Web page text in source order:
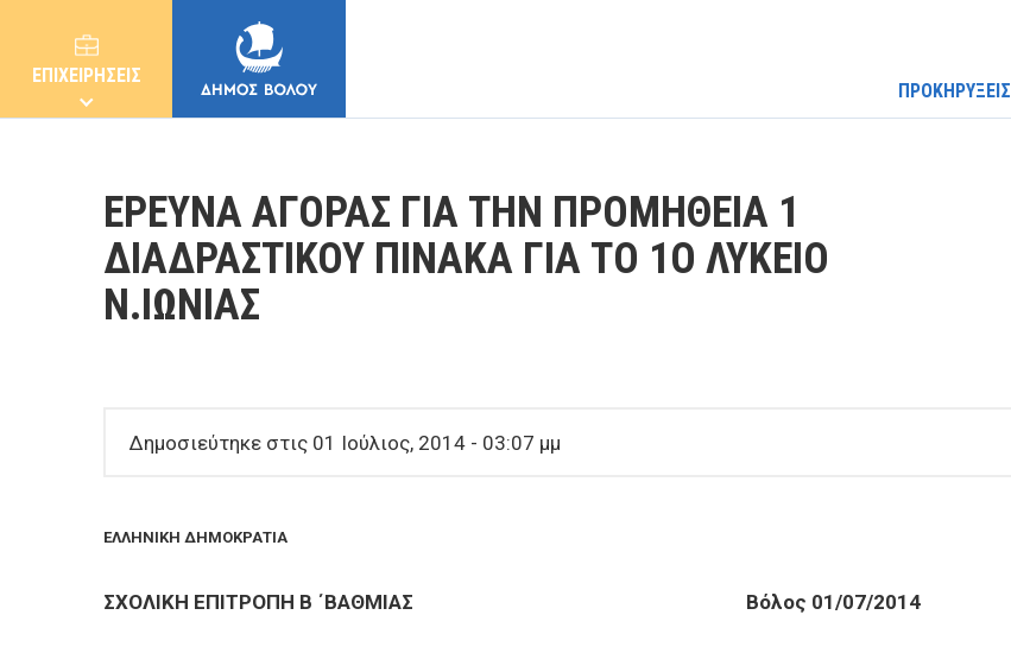
ΕΠΙΧΕΙΡΗΣΕΙΣ
ΕΠΙΧΕΙΡΗΣΕΙΣ
ΕΠΙΣΚΕΠΤΕΣ
ΠΡΟΚΗΡΥΞΕΙΣ
ΕΡΕΥΝΑ ΑΓΟΡΑΣ ΓΙΑ ΤΗΝ ΠΡΟΜΗΘΕΙΑ 1
ΔΙΑΔΡΑΣΤΙΚΟΥ ΠΙΝΑΚΑ ΓΙΑ ΤΟ 1Ο ΛΥΚΕΙΟ
Ν.ΙΩΝΙΑΣ
Δημοσιεύτηκε στις 01 Ιούλιος, 2014 - 03:07 μμ
ΕΛΛΗΝΙΚΗ ΔΗΜΟΚΡΑΤΙΑ
ΣΧΟΛΙΚΗ ΕΠΙΤΡΟΠΗ B ΄ΒΑΘΜΙΑΣ Βόλος 01/07/2014